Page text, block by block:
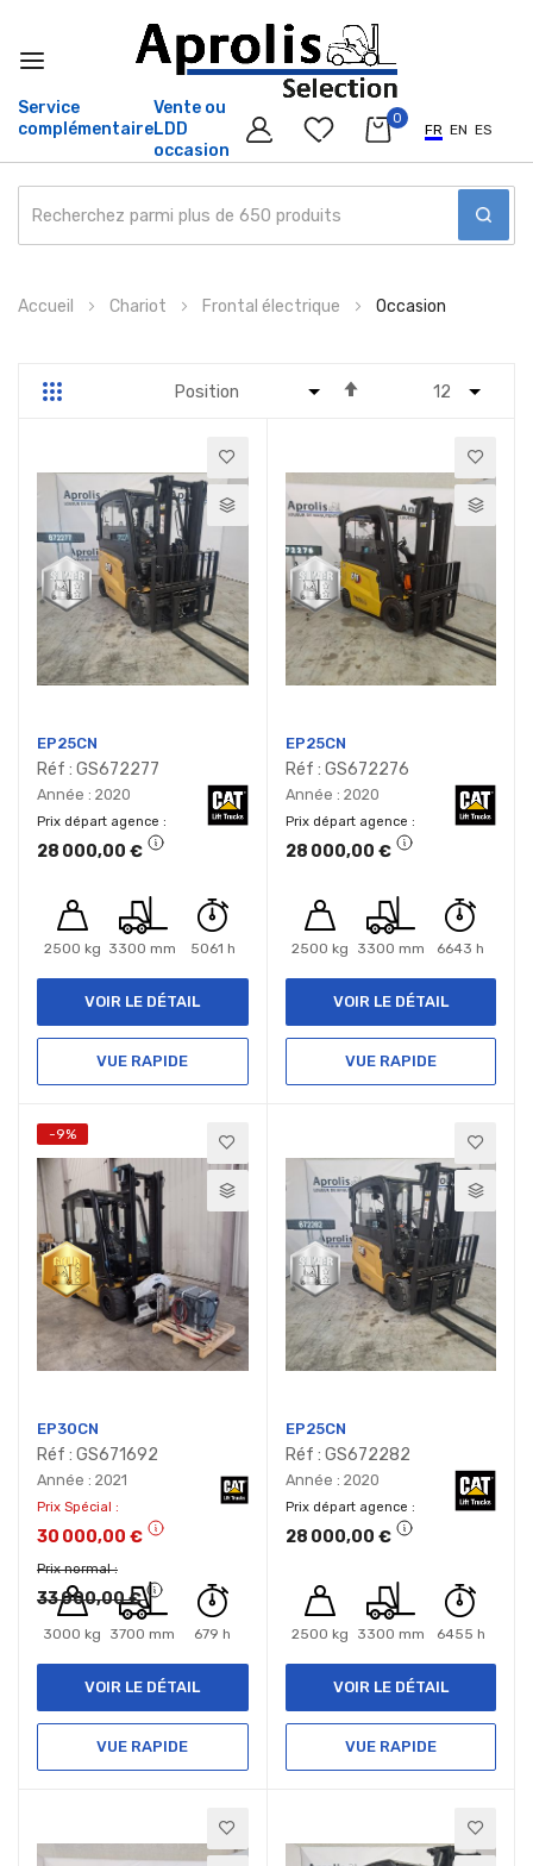
Service
complémentaire
Vente ou
LDD
occasion
0
FR EN ES
au
Accueil Chariot Frontal électrique Occasion
Grille
EP25CN
Réf : GS672277
Année : 2020
Prix départ agence
28 000,00 €
2500 kg 3300 mm 5061 h
VOIR LE DÉTAIL
VUE RAPIDE
EP25CN
Réf : GS672276
Année : 2020
Prix départ agence
28 000,00 €
2500 kg 3300 mm 6643 h
VOIR LE DÉTAIL
VUE RAPIDE
-9%
EP30CN
Réf : GS671692
Année : 2021
Prix Spécial
30 000,00 €
Prix normal
33 000,00 €
3000 kg 3700 mm 679 h
VOIR LE DÉTAIL
VUE RAPIDE
EP25CN
Réf : GS672282
Année : 2020
Prix départ agence
28 000,00 €
2500 kg 3300 mm 6455 h
VOIR LE DÉTAIL
VUE RAPIDE